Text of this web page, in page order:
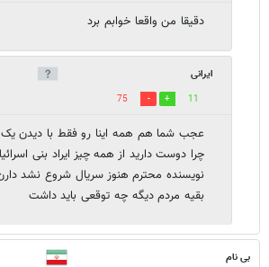
دقیقا من واقعا خوابم برد
ایرانی
11
75
عجب شما هم همه اینا رو فقط با دیدن
چرا دوست دارید از همه چیز ایراد بنی
نویسنده محترم هنوز سریال شروع نشد دارن
بقیه مردم دیگه چه توقعی باید داشت
بی نام